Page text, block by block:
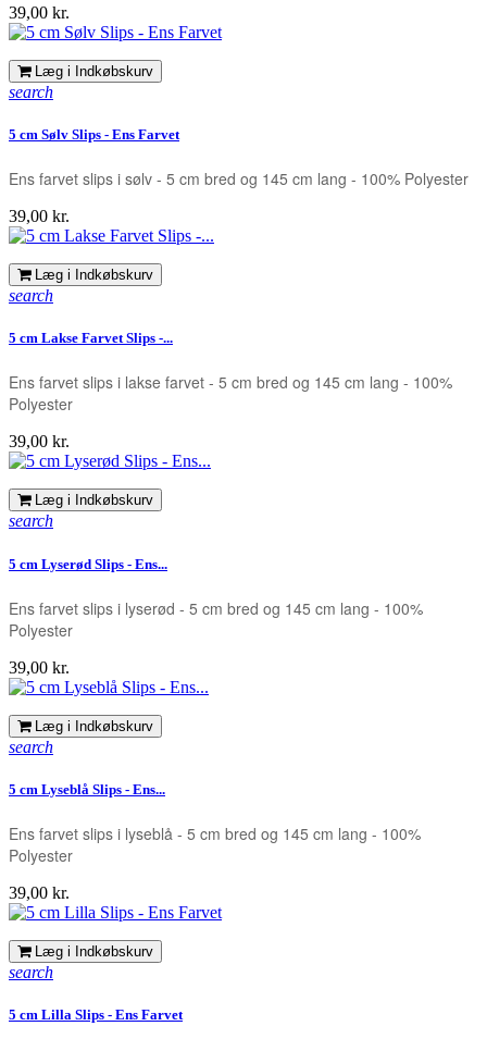
Pris
39,00 kr.
Læg i Indkøbskurv
search
5 cm Sølv Slips - Ens Farvet
Ens farvet slips i sølv - 5 cm bred og 145 cm lang - 100% Polyester
Pris
39,00 kr.
Læg i Indkøbskurv
search
5 cm Lakse Farvet Slips -...
Ens farvet slips i lakse farvet - 5 cm bred og 145 cm lang - 100%
Polyester
Pris
39,00 kr.
Læg i Indkøbskurv
search
5 cm Lyserød Slips - Ens...
Ens farvet slips i lyserød - 5 cm bred og 145 cm lang - 100%
Polyester
Pris
39,00 kr.
Læg i Indkøbskurv
search
5 cm Lyseblå Slips - Ens...
Ens farvet slips i lyseblå - 5 cm bred og 145 cm lang - 100%
Polyester
Pris
39,00 kr.
Læg i Indkøbskurv
search
5 cm Lilla Slips - Ens Farvet